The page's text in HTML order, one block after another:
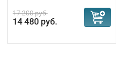
17 200 руб.
14 480 руб.